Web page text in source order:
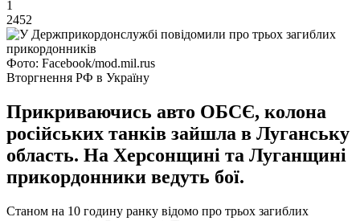
1
2452
Фото: Facebook/mod.mil.rus
Вторгнення РФ в Україну
Прикриваючись авто ОБСЄ, колона
російських танків зайшла в Луганську
область. На Херсонщині та Луганщині
прикордонники ведуть бої.
Станом на 10 годину ранку відомо про трьох загиблих